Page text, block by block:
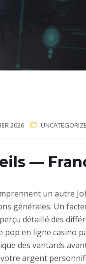
2026
—
un autre
générales. Un
détaillé des
en ligne casino
des vantards
argent